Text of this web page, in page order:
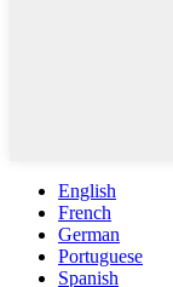
English
French
German
Portuguese
Spanish